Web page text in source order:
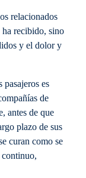
relacionados
ha recibido, sino
y el dolor y
pasajeros es
de
antes de que
plazo de sus
curan como se
continuo,